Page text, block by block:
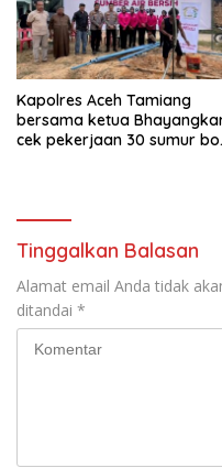
Kapolres Aceh Tamiang
bersama ketua
cek pekerjaan 30 sumur
Tinggalkan Balasan
Alamat email Anda tidak
ditandai *